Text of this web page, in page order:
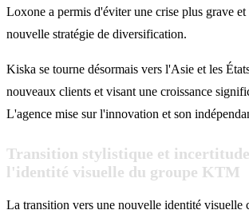
Loxone a permis d'éviter une crise plus grave
nouvelle stratégie de diversification.
Kiska se tourne désormais vers l'Asie et les
nouveaux clients et visant une croissance
L'agence mise sur l'innovation et son
Transition stylistique et
l'identité visuelle du groupe KTM
La transition vers une nouvelle identité visuelle